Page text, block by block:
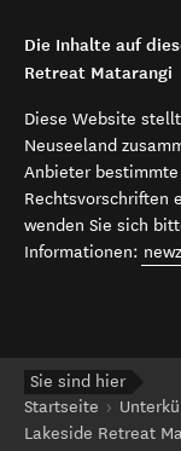
Die Inhalte auf
Retreat Matarangi
Diese Website
Neuseeland
Anbieter
Rechtsvorschriften
wenden Sie sich
Informationen:
Sie sind hier
Startseite
Lakeside Retreat